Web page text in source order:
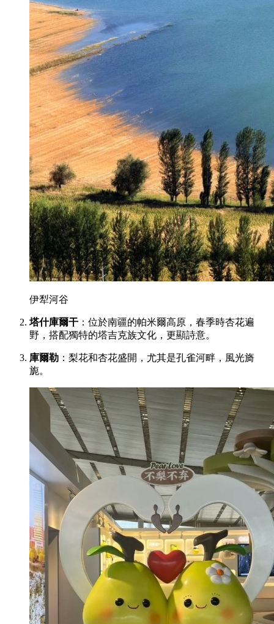
伊犁河谷
塔什庫爾干 ：位於南疆的帕米爾高原，春季時杏花遍
野，搭配獨特的塔吉克族文化，更顯詩意。
庫爾勒 ：梨花和杏花盛開，尤其是孔雀河畔，風光旖
旎。